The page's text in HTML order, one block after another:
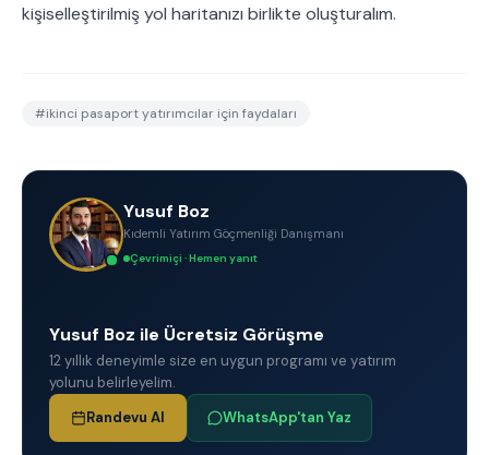
kişiselleştirilmiş yol haritanızı birlikte oluşturalım.
#ikinci pasaport yatırımcılar için faydaları
Yusuf Boz
Kıdemli Yatırım Göçmenliği Danışmanı
Çevrimiçi · Hemen yanıt
Yusuf Boz ile Ücretsiz Görüşme
12 yıllık deneyimle size en uygun programı ve yatırım
yolunu belirleyelim.
Randevu Al
WhatsApp'tan Yaz